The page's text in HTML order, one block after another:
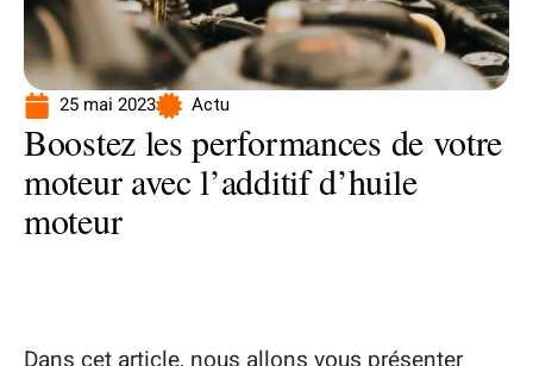
25 mai 2023 Actu
Boostez les performances de votre
moteur avec l’additif d’huile
moteur